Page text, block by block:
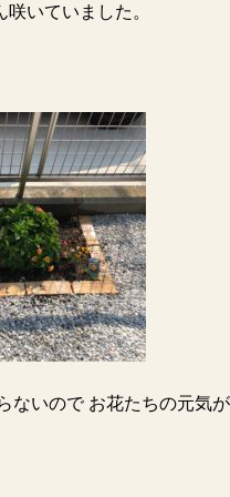
いていました。
ないので お花たちの元気が